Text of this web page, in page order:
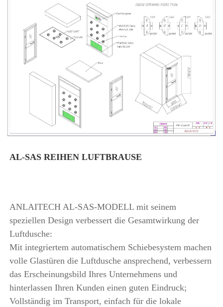
AL-SAS REIHEN LUFTBRAUSE
ANLAITECH AL-SAS-MODELL mit seinem
speziellen Design verbessert die Gesamtwirkung der
Luftdusche:
Mit integriertem automatischem Schiebesystem machen
volle Glastüren die Luftdusche ansprechend, verbessern
das Erscheinungsbild Ihres Unternehmens und
hinterlassen Ihren Kunden einen guten Eindruck;
Vollständig im Transport, einfach für die lokale